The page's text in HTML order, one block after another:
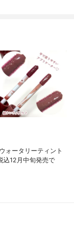
ォータリーティント
込12月中旬発売で